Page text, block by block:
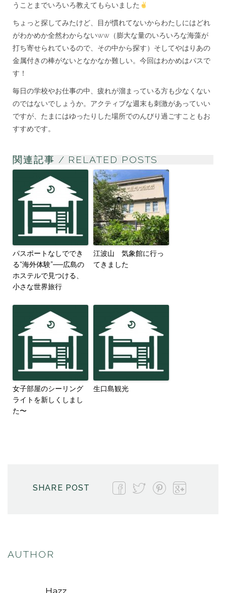
うことまでいろいろ教えてもらいました
ちょっと探してみたけど、目が慣れてないからわたしにはどれ
がわかめか全然わからないww（膨大な量のいろいろな海藻が
打ち寄せられているので、その中から探す）そしてやはりあの
金属付きの棒がないとなかなか難しい。今回はわかめはパスで
す！
毎日の学校やお仕事の中、疲れが溜まっている方も少なくない
のではないでしょうか。アクティブな週末も刺激があっていい
ですが、たまにはゆったりした場所でのんびり過ごすこともお
すすめです。
関連記事 / RELATED POSTS
パスポートなしででき
る“海外体験”──広島の
ホステルで見つける、
小さな世界旅行
江波山 気象館に行っ
てきました
女子部屋のシーリング
ライトを新しくしまし
た〜
生口島観光
SHARE POST
AUTHOR
Hazz